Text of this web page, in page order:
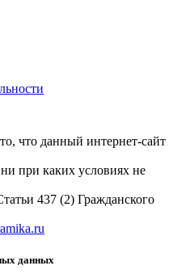
что данный интернет-сайт
при каких условиях не
437 (2) Гражданского
данных